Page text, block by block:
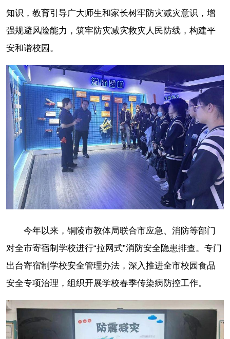
知识，教育引导广大师生和家长树牢防灾减灾意识，增
强规避风险能力，筑牢防灾减灾救灾人民防线，构建平
安和谐校园。
今年以来，铜陵市教体局联合市应急、消防等部门
对全市寄宿制学校进行“拉网式”消防安全隐患排查。专门
出台寄宿制学校安全管理办法，深入推进全市校园食品
安全专项治理，组织开展学校春季传染病防控工作。